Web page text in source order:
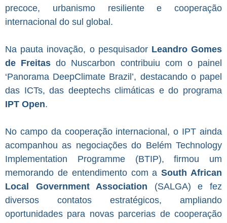
precoce, urbanismo resiliente e cooperação
internacional do sul global.
Na pauta inovação, o pesquisador Leandro Gomes
de Freitas do Nuscarbon contribuiu com o painel
‘Panorama DeepClimate Brazil’, destacando o papel
das ICTs, das deeptechs climáticas e do programa
IPT Open.
No campo da cooperação internacional, o IPT ainda
acompanhou as negociações do Belém Technology
Implementation Programme (BTIP), firmou um
memorando de entendimento com aSouth African
Local Government Association (SALGA) e fez
diversos contatos estratégicos, ampliando
oportunidades para novas parcerias de cooperação